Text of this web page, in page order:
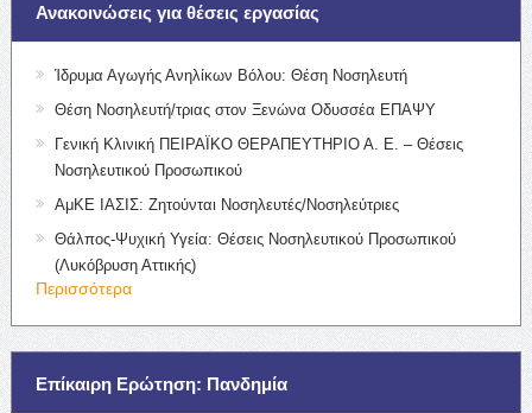
Ανακοινώσεις για θέσεις εργασίας
Ίδρυμα Αγωγής Ανηλίκων Βόλου: Θέση Νοσηλευτή
Θέση Νοσηλευτή/τριας στον Ξενώνα Οδυσσέα ΕΠΑΨΥ
Γενική Κλινική ΠΕΙΡΑΪΚΟ ΘΕΡΑΠΕΥΤΗΡΙΟ Α. Ε. – Θέσεις
Νοσηλευτικού Προσωπικού
ΑμΚΕ ΙΑΣΙΣ: Ζητούνται Νοσηλευτές/Νοσηλεύτριες
Θάλπος-Ψυχική Υγεία: Θέσεις Νοσηλευτικού Προσωπικού
(Λυκόβρυση Αττικής)
Περισσότερα
Επίκαιρη Ερώτηση: Πανδημία